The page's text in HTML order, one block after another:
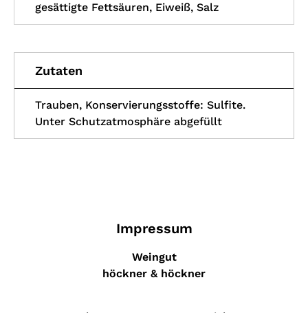
gesättigte Fettsäuren, Eiweiß, Salz
Zutaten
Trauben, Konservierungsstoffe: Sulfite.
Unter Schutzatmosphäre abgefüllt
Impressum
Weingut
höckner & höckner